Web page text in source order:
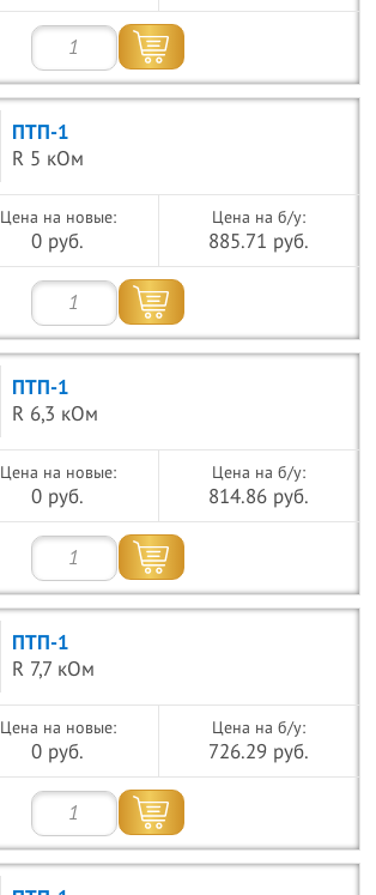
ПТП-1
R 5 кОм
Цена на новые:
0 руб.
Цена на б/у:
885.71 руб.
ПТП-1
R 6,3 кОм
Цена на новые:
0 руб.
Цена на б/у:
814.86 руб.
ПТП-1
R 7,7 кОм
Цена на новые:
0 руб.
Цена на б/у:
726.29 руб.